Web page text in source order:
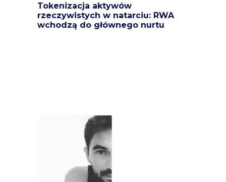
Tokenizacja aktywów
rzeczywistych w natarciu: RWA
wchodzą do głównego nurtu